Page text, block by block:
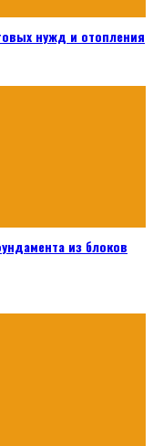
нужд и отопления
из блоков